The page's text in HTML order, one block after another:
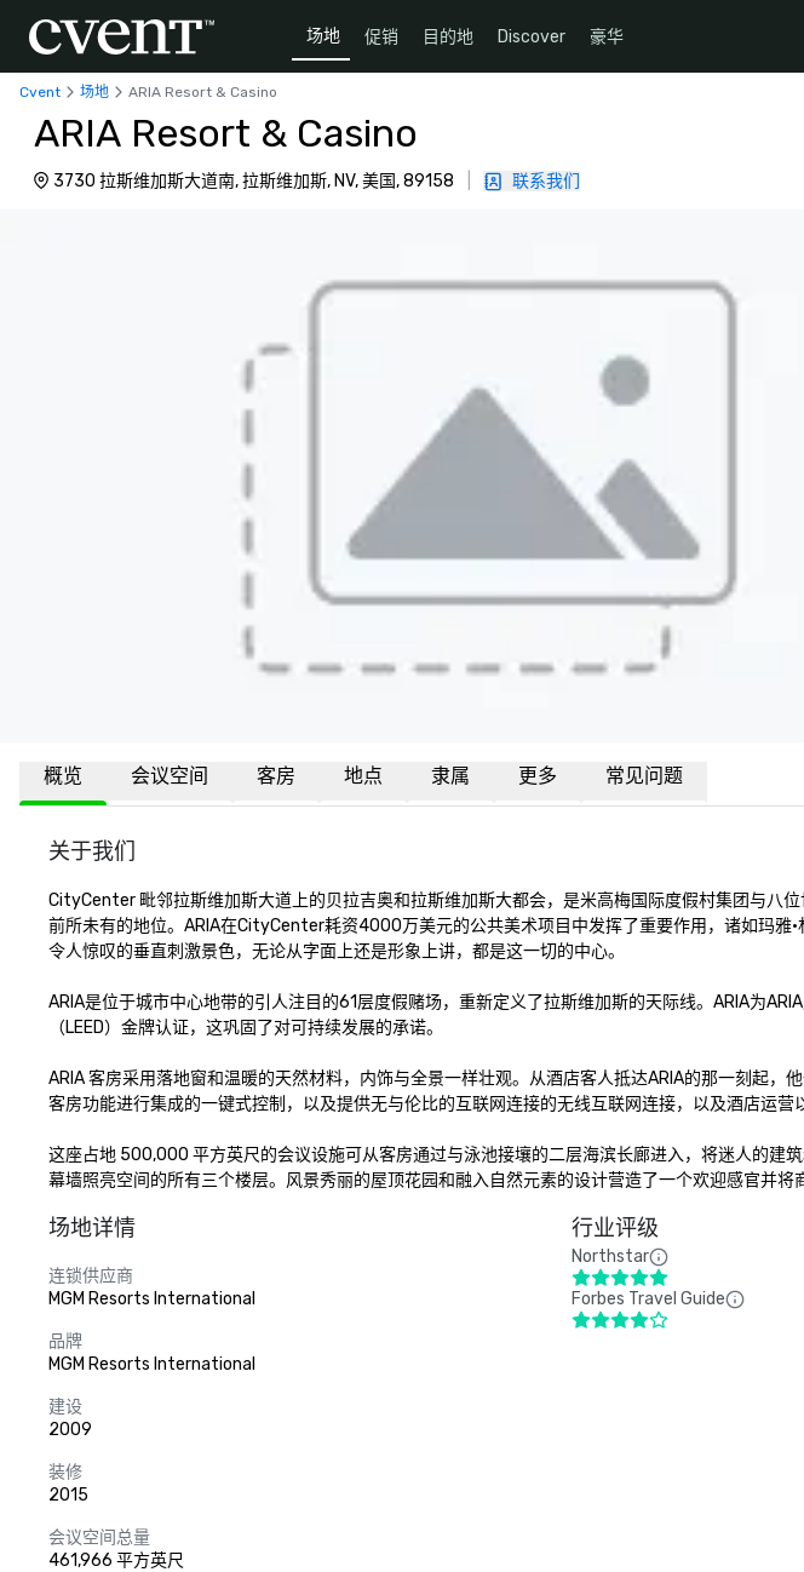
场地 促销 目的地 Discover 豪华
Cvent 场地 ARIA Resort & Casino
ARIA Resort & Casino
3730 拉斯维加斯大道南, 拉斯维加斯, NV, 美国, 89158 联系我们
概览 会议空间 客房 地点 隶属 更多 常见问题
关于我们
CityCenter 毗邻拉斯维加斯大道上的贝拉吉奥和拉斯维加斯大都会，是米高梅国际度假村集团与八
前所未有的地位。ARIA在CityCenter耗资4000万美元的公共美术项目中发挥了重要作用，诸如玛雅
令人惊叹的垂直刺激景色，无论从字面上还是形象上讲，都是这一切的中心。
ARIA是位于城市中心地带的引人注目的61层度假赌场，重新定义了拉斯维加斯的天际线。ARIA为
（LEED）金牌认证，这巩固了对可持续发展的承诺。
ARIA 客房采用落地窗和温暖的天然材料，内饰与全景一样壮观。从酒店客人抵达ARIA的那一刻起
客房功能进行集成的一键式控制，以及提供无与伦比的互联网连接的无线互联网连接，以及酒店运营
这座占地 500,000 平方英尺的会议设施可从客房通过与泳池接壤的二层海滨长廊进入，将迷人的
幕墙照亮空间的所有三个楼层。风景秀丽的屋顶花园和融入自然元素的设计营造了一个欢迎感官并将
场地详情
连锁供应商
MGM Resorts International
品牌
MGM Resorts International
建设
2009
装修
2015
会议空间总量
461,966 平方英尺
行业评级
Northstar
Forbes Travel Guide